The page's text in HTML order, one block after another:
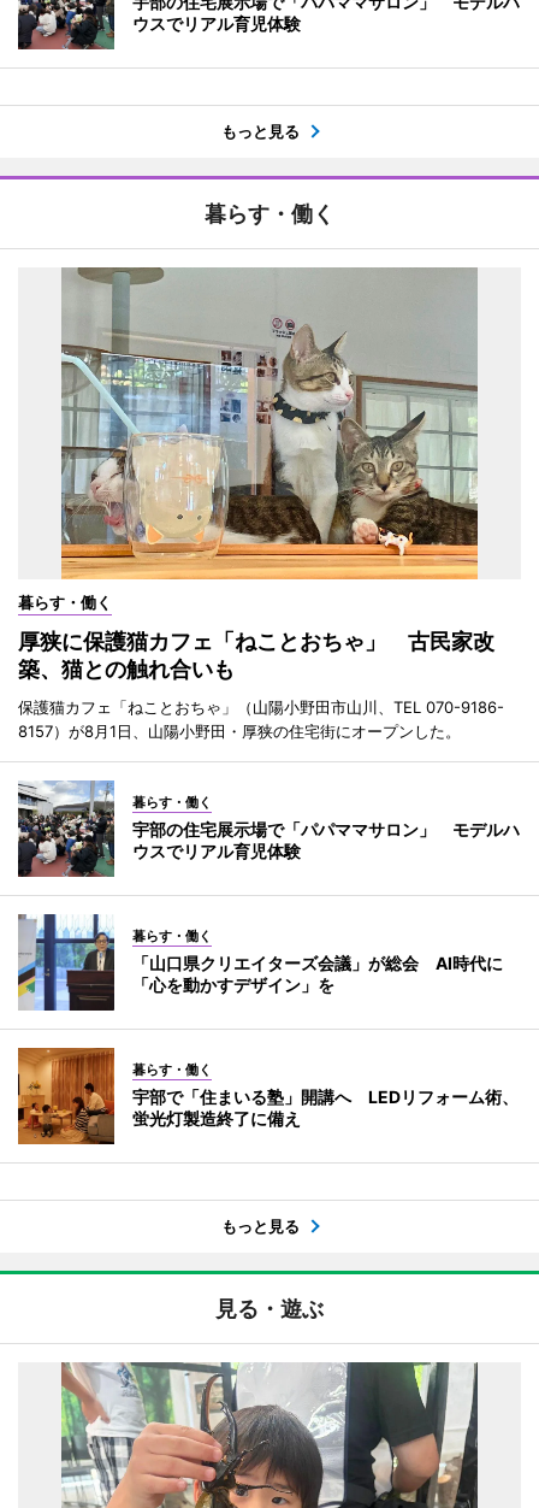
ウスでリアル育児体験
もっと見る
暮らす・働く
暮らす・働く
厚狭に保護猫カフェ「ねことおちゃ」 古民家改
築、猫との触れ合いも
保護猫カフェ「ねことおちゃ」（山陽小野田市山川、TEL 070-9186-
8157）が8月1日、山陽小野田・厚狭の住宅街にオープンした。
暮らす・働く
宇部の住宅展示場で「パパママサロン」 モデルハ
ウスでリアル育児体験
暮らす・働く
「山口県クリエイターズ会議」が総会 AI時代に
「心を動かすデザイン」を
暮らす・働く
宇部で「住まいる塾」開講へ LEDリフォーム術、
蛍光灯製造終了に備え
もっと見る
見る・遊ぶ